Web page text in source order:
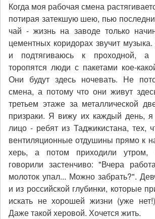
Когда моя рабочая смена
потирая затекшую шею, пью
чай - жизнь на заводе только
цементных коридорах звучит
и подтягиваюсь к проходной, а
торопятся люди с пакетами кое-
Они будут здесь ночевать. Не
смена, а потому что они живут
третьем этаже за металлической
призраки. Я вижу их каждый день,
лицо - ребят из Таджикистана, тех,
вентиляционные отдушины прямо к
херь, а потом приходили утром,
говорили застенчиво: "Вчера
молоток упал... Можно забрать?".
и из российской глубинки, которые
искать не хорошей жизни (уже
Даже такой херовой. Хочется жить.